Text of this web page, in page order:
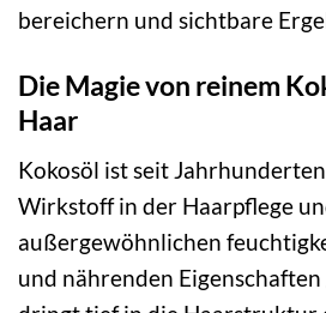
bereichern und sichtbare
Die Magie von reinem
Haar
Kokosöl ist seit
Wirkstoff in der Haarpflege
außergewöhnlichen
und nährenden Eigenschaften